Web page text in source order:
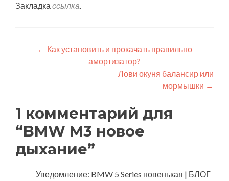
Закладка ссылка.
Навигация
← Как установить и прокачать правильно
амортизатор?
Лови окуня балансир или
мормышки →
1 комментарий для
“BMW M3 новое
дыхание”
Уведомление: BMW 5 Series новенькая | БЛОГ